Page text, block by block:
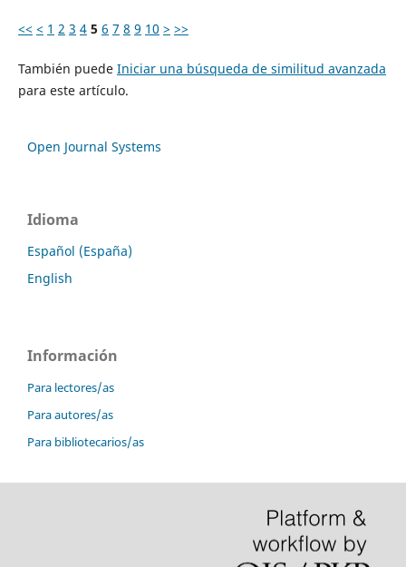
<< < 1 2 3 4 5 6 7 8 9 10 > >>
También puede Iniciar una búsqueda de similitud avanzada
para este artículo.
Open Journal Systems
Idioma
Español (España)
English
Información
Para lectores/as
Para autores/as
Para bibliotecarios/as